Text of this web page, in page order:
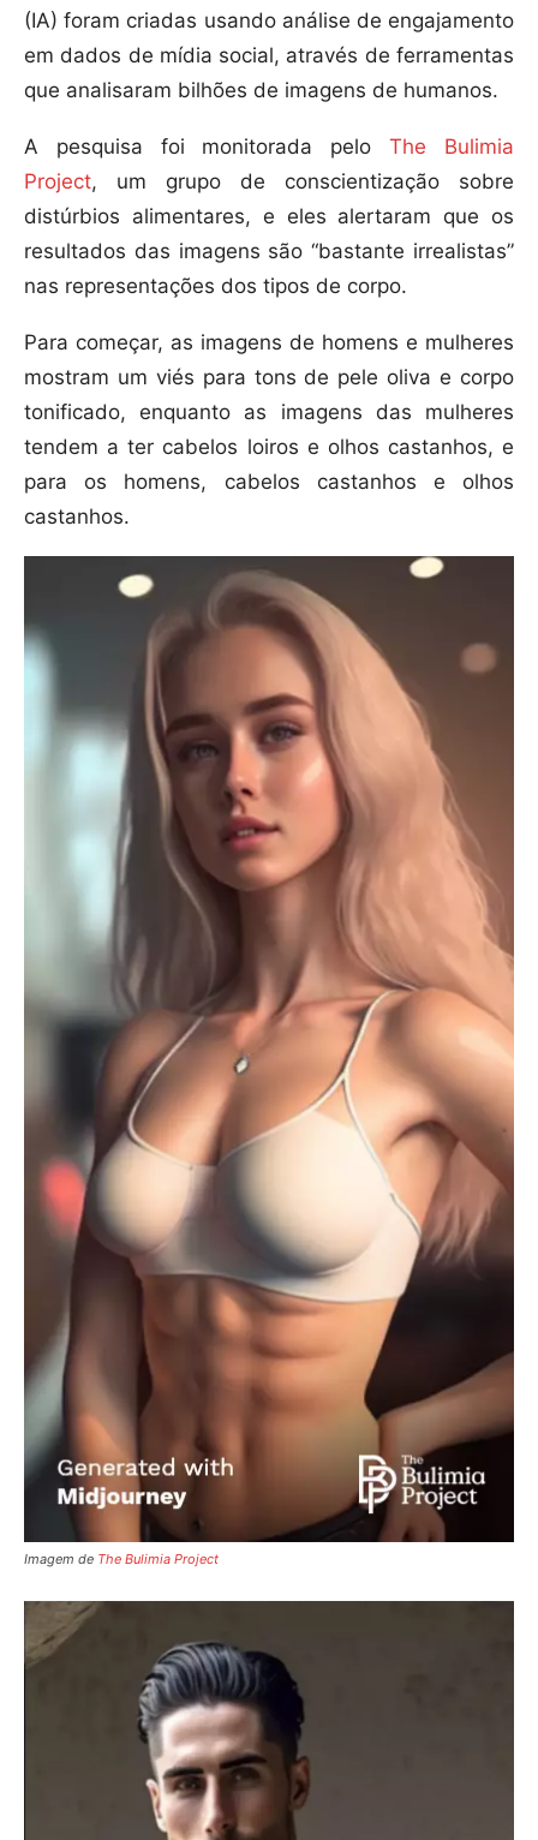
(IA) foram criadas usando análise de engajamento
em dados de mídia social, através de ferramentas
que analisaram bilhões de imagens de humanos.
A pesquisa foi monitorada peloThe Bulimia
Project, um grupo de conscientização sobre
distúrbios alimentares, e eles alertaram que os
resultados das imagens são “bastante irrealistas”
nas representações dos tipos de corpo.
Para começar, as imagens de homens e mulheres
mostram um viés para tons de pele oliva e corpo
tonificado, enquanto as imagens das mulheres
tendem a ter cabelos loiros e olhos castanhos, e
para os homens, cabelos castanhos e olhos
castanhos.
Imagem de The Bulimia Project